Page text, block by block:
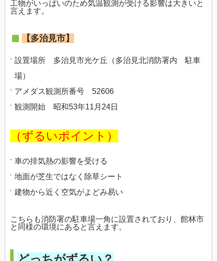
工物がいっぱいのため気温観測が受ける影響は大きいと
言えます。
【多治見市】
設置場所 多治見市光ケ丘（多治見北消防署内 駐車
場）
アメダス観測所番号 52606
観測開始 昭和53年11月24日
（ずるいポイント）
車の排気熱の影響を受ける
地面が芝生ではなく除草シート
建物から近く空気がよどみ易い
こちらも消防署の駐車場一角に設置されており、館林市
と同様の環境にあると言えます。